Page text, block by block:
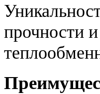
прочности